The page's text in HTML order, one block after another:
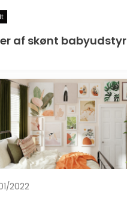
af skønt babyudstyr
2022